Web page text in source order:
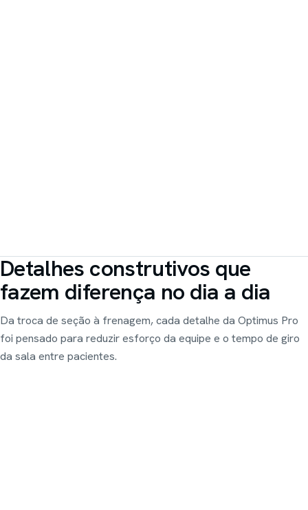
Detalhes construtivos que
fazem diferença no dia a dia
Da troca de seção à frenagem, cada detalhe da Optimus Pro
foi pensado para reduzir esforço da equipe e o tempo de giro
da sala entre pacientes.